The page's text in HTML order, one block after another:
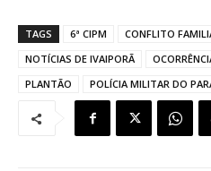
TAGS 6ª CIPM CONFLITO
NOTÍCIAS DE IVAIPORÃ
PLANTÃO
POLÍCIA MILITAR DO